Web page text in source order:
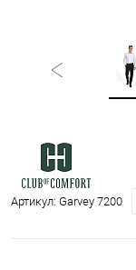
Артикул: Garvey 7200